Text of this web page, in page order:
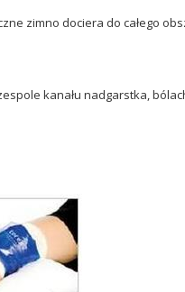
zimno dociera do całego
kanału nadgarstka,